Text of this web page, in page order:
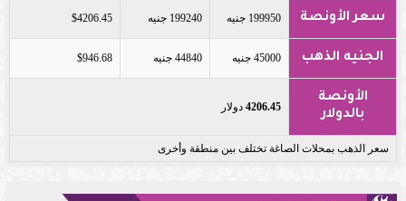
سعر الأونصة 199950 جنيه 199240 جنيه $4206.45
الجنيه الذهب 45000 جنيه 44840 جنيه $946.68
الأونصة
بالدولار
4206.45 دولار
سعر الذهب بمحلات الصاغة تختلف بين منطقة وأخرى